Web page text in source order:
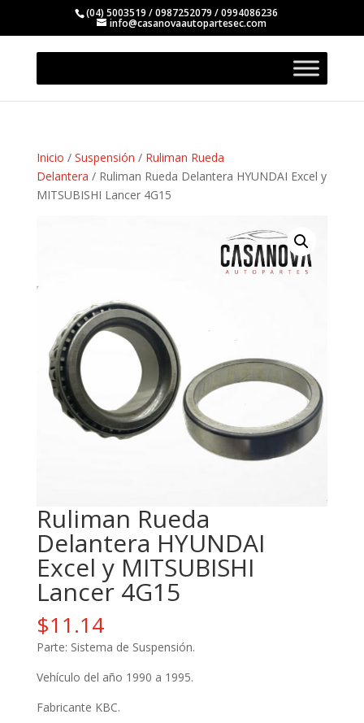
(04) 5003519 / 0987252079 / 0994086236
info@casanovaautopartesec.com
Inicio / Suspensión / Ruliman Rueda
Delantera / Ruliman Rueda Delantera HYUNDAI Excel y
MITSUBISHI Lancer 4G15
Ruliman Rueda
Delantera HYUNDAI
Excel y MITSUBISHI
Lancer 4G15
$11.14
Parte: Sistema de Suspensión.
Vehículo del año 1990 a 1995.
Fabricante KBC.